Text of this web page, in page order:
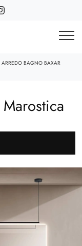
ARREDO BAGNO BAXAR